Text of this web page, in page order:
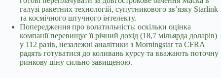
галузі ракетних технологій, супутникового зв’язку Starlink
та космічного штучного інтелекту.
Попередження про волатильність: оскільки оцінка
компанії перевищує її річний дохід (18,7 мільярда доларів)
у 112 разів, незалежні аналітики з Morningstar та CFRA
радять готуватися до коливань курсу та вважають поточну
ринкову ціну сильно завищеною.